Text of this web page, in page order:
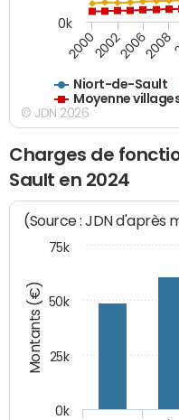
Niort-de-Sault
Moyenne
2000200220062008
0k
© JDN 2026
Charges de
Sault en 2024
Montants (€)
(Source : JDN d'après
0k
50k
25k
75k